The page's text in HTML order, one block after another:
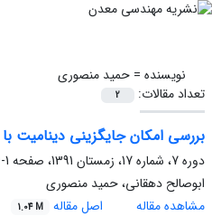
نویسنده =حمید منصوری
تعداد مقالات:
2
بررسی امکان جایگزینی دینامیت
دوره 7، شماره 17، زمستان 1391، صفحه
1-14
ابوصالح دهقانی، حمید منصوری
مشاهده مقاله
اصل مقاله 1.04 M